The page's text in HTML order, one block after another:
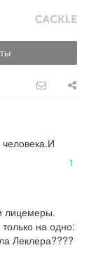
1
лицемеры.
на одно:
Леклера????